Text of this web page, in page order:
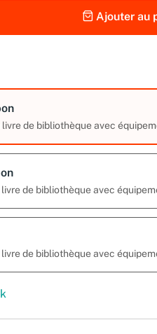
Ajouter au
livre de bibliothèque avec
de bibliothèque avec
de bibliothèque avec